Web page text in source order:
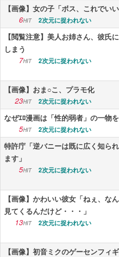
RSS配信一覧
【画像】女の子「ボス、これでいい
6HIT 2次元に捉われない
【閲覧注意】美人お姉さん、彼氏
しまう
7HIT 2次元に捉われない
【画像】おま○こ、プラモ化
23HIT 2次元に捉われない
なぜｴﾛ漫画は「性的弱者」の一物
5HIT 2次元に捉われない
特許庁「逆バニーは既に広く知ら
ます」
5HIT 2次元に捉われない
【画像】かわいい彼女「ねぇ、な
見てくるんだけど・・・」
13HIT 2次元に捉われない
【画像】初音ミクのゲーセンフィ